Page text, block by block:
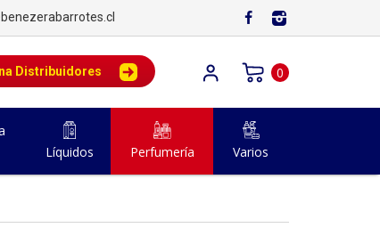
Distribuidores 0
Líquidos Perfumería Varios